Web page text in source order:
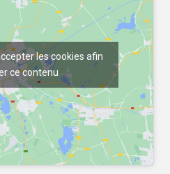
les cookies afin
ce contenu